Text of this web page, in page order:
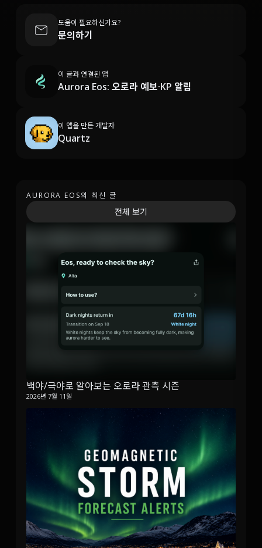
도움이 필요하신가요?
문의하기
이 글과 연결된 앱
Aurora Eos: 오로라 예보·KP 알림
이 앱을 만든 개발자
Quartz
AURORA EOS의 최신 글
전체 보기
백야/극야로 알아보는 오로라 관측 시즌
2026년 7월 11일